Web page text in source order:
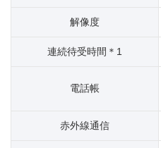
解像度
連続待受時間＊1
電話帳
赤外線通信